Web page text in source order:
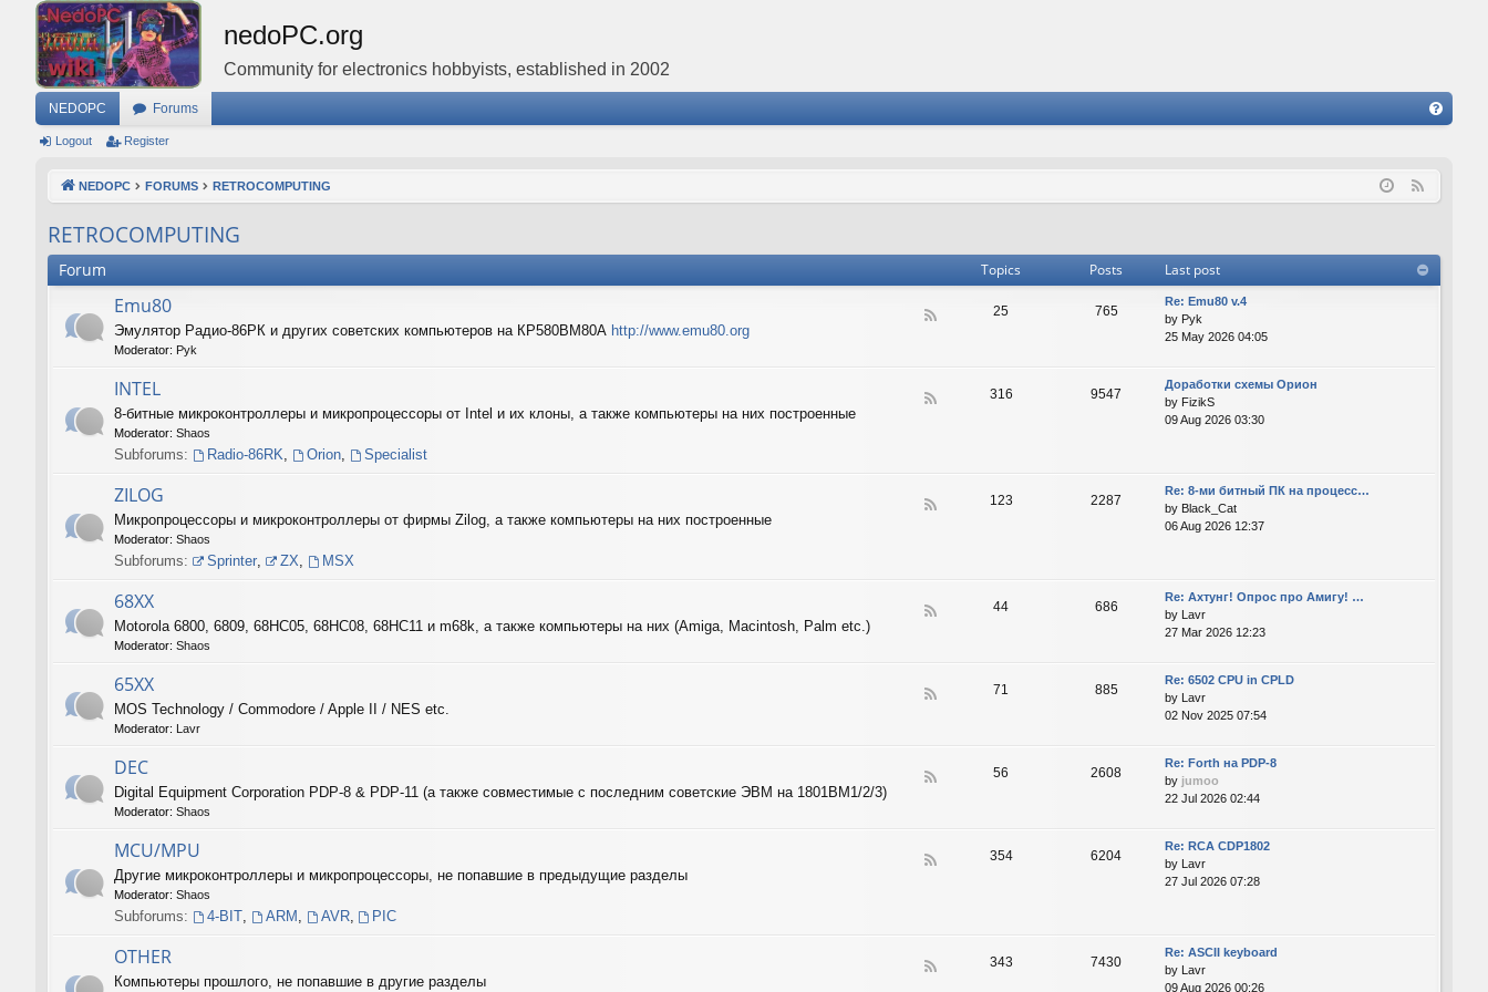
nedoPC.org
Community for electronics hobbyists, established in 2002
NEDOPC Forums
Q
Logout Register
NEDOPC FORUMS RETROCOMPUTING
RETROCOMPUTING
Forum Topics Posts Last post
F
d
E
0
Emu80
Эмулятор Радио-86РК и других советских компьютеров на КР580ВМ80А http://www.emu80.org
Moderator: Pyk
25 765
Re: Emu80 v.4
by Pyk
25 May 2026 04:05
F
N
INTEL
8-битные микроконтроллеры и микропроцессоры от Intel и их клоны, а также компьютеры на них построенные
Moderator: Shaos
Subforums: Radio-86RK Orion, Specialist
316 9547
Доработки схемы Орион
by FizikS
09 Aug 2026 03:30
F
G
ZILOG
Микропроцессоры и микроконтроллеры от фирмы Zilog, а также компьютеры на них построенные
Moderator: Shaos
Subforums: Sprinter, ZX MSX
123 2287
Re: 8-ми битный ПК на процесс…
by Black_Cat
06 Aug 2026 12:37
F
d
6
68XX
Motorola 6800, 6809, 68HC05, 68HC08, 68HC11 и m68k, а также компьютеры на них (Amiga, Macintosh, Palm etc.)
Moderator: Shaos
44 686
Re: Ахтунг! Опрос про Амигу! …
by Lavr
27 Mar 2026 12:23
F
d
6
65XX
MOS Technology / Commodore / Apple II / NES etc.
Moderator: Lavr
71 885
Re: 6502 CPU in CPLD
by Lavr
02 Nov 2025 07:54
F
d
D
DEC
Digital Equipment Corporation PDP-8 & PDP-11 (а также совместимые с последним советские ЭВМ на 1801ВМ1/2/3)
Moderator: Shaos
56 2608
Re: Forth на PDP-8
by jumoo
22 Jul 2026 02:44
F
C
MCU/MPU
Другие микроконтроллеры и микропроцессоры, не попавшие в предыдущие разделы
Moderator: Shaos
Subforums: 4-BIT, ARM AVR, PIC
354 6204
Re: RCA CDP1802
by Lavr
27 Jul 2026 07:28
F
OTHER
Компьютеры прошлого, не попавшие в другие разделы
343 7430
Re: ASCII keyboard
by Lavr
09 Aug 2026 00:26